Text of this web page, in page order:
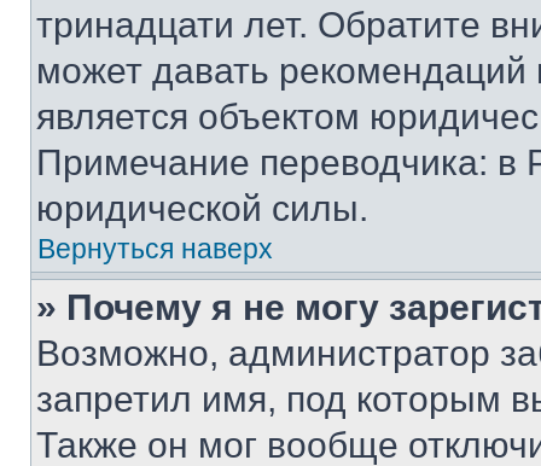
тринадцати лет. Обратите
может давать
является объектом
Примечание переводчика: в
юридической силы.
Вернуться наверх
» Почему я не могу
Возможно, администратор
запретил имя, под которым
Также он мог вообще